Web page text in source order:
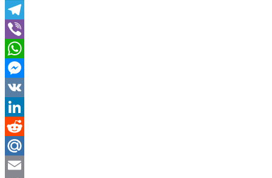
X
Telegram
Viber
WhatsApp
Messenger
VK
LinkedIn
Reddit
Mail.Ru